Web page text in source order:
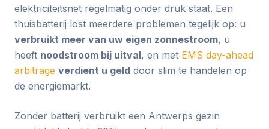
elektriciteitsnet regelmatig onder druk staat. Een
thuisbatterij lost meerdere problemen tegelijk op: u
verbruikt meer van uw eigen zonnestroom, u
heeft noodstroom bij uitval, en met EMS day-ahead
arbitrage verdient u geld door slim te handelen op
de energiemarkt.
Zonder batterij verbruikt een Antwerps gezin